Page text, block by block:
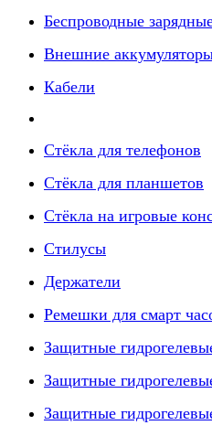
Беспроводные
Внешние
Кабели
Стёкла для телефонов
Стёкла для планшетов
Стёкла на игровые
Стилусы
Держатели
Ремешки для смарт
Защитные
Защитные
Защитные